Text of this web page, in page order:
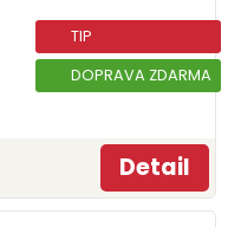
TIP
DOPRAVA ZDARMA
Detail